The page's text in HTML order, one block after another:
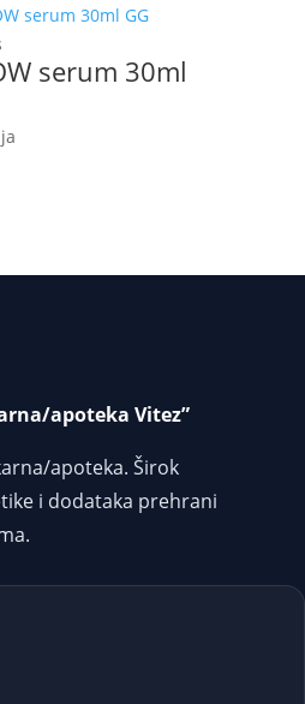
serum 30ml
apoteka Vitez”
apoteka. Širok
i dodataka prehrani